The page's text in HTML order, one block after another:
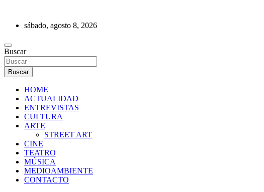
contenidosábado, agosto 8, 2026
REVISTA DE PRENSA
Buscar
Buscar
HOME
ACTUALIDAD
ENTREVISTAS
CULTURA
ARTE
STREET ART
CINE
TEATRO
MÚSICA
MEDIOAMBIENTE
CONTACTO